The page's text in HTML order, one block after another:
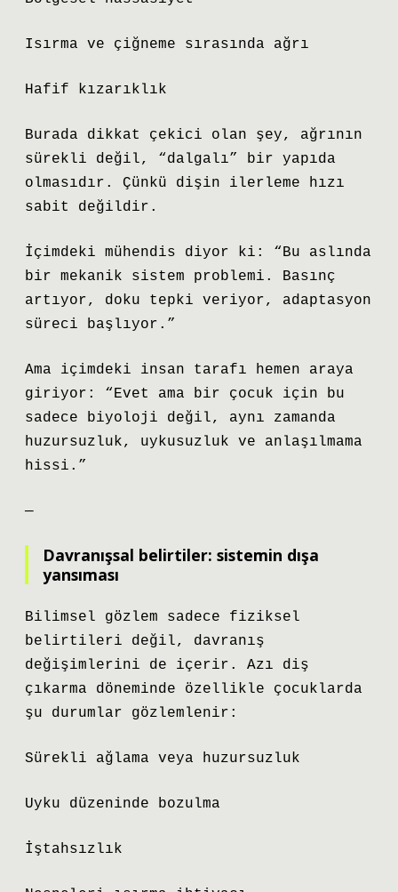
Isırma ve çiğneme sırasında ağrı
Hafif kızarıklık
Burada dikkat çekici olan şey, ağrının
sürekli değil, “dalgalı” bir yapıda
olmasıdır. Çünkü dişin ilerleme hızı
sabit değildir.
İçimdeki mühendis diyor ki: “Bu aslında
bir mekanik sistem problemi. Basınç
artıyor, doku tepki veriyor, adaptasyon
süreci başlıyor.”
Ama içimdeki insan tarafı hemen araya
giriyor: “Evet ama bir çocuk için bu
sadece biyoloji değil, aynı zamanda
huzursuzluk, uykusuzluk ve anlaşılmama
hissi.”
—
Davranışsal belirtiler: sistemin dışa
yansıması
Bilimsel gözlem sadece fiziksel
belirtileri değil, davranış
değişimlerini de içerir. Azı diş
çıkarma döneminde özellikle çocuklarda
şu durumlar gözlemlenir:
Sürekli ağlama veya huzursuzluk
Uyku düzeninde bozulma
İştahsızlık